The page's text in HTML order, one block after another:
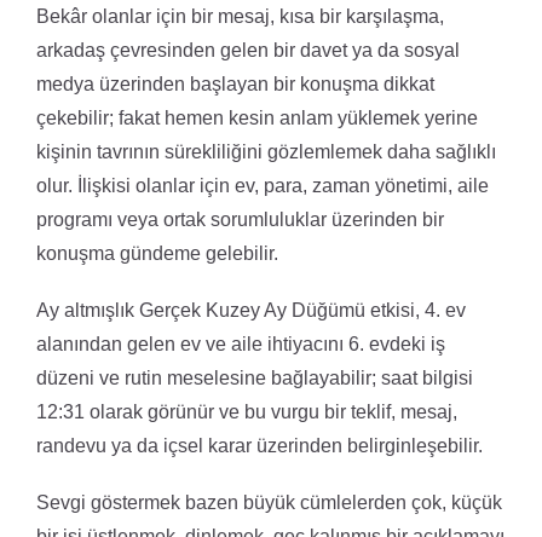
Bekâr olanlar için bir mesaj, kısa bir karşılaşma,
arkadaş çevresinden gelen bir davet ya da sosyal
medya üzerinden başlayan bir konuşma dikkat
çekebilir; fakat hemen kesin anlam yüklemek yerine
kişinin tavrının sürekliliğini gözlemlemek daha sağlıklı
olur. İlişkisi olanlar için ev, para, zaman yönetimi, aile
programı veya ortak sorumluluklar üzerinden bir
konuşma gündeme gelebilir.
Ay altmışlık Gerçek Kuzey Ay Düğümü etkisi, 4. ev
alanından gelen ev ve aile ihtiyacını 6. evdeki iş
düzeni ve rutin meselesine bağlayabilir; saat bilgisi
12:31 olarak görünür ve bu vurgu bir teklif, mesaj,
randevu ya da içsel karar üzerinden belirginleşebilir.
Sevgi göstermek bazen büyük cümlelerden çok, küçük